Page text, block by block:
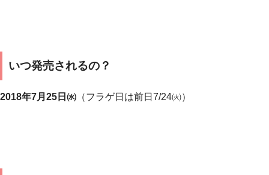
いつ発売されるの？
2018年7月25日㈬ （フラゲ日は前日7/24㈫）